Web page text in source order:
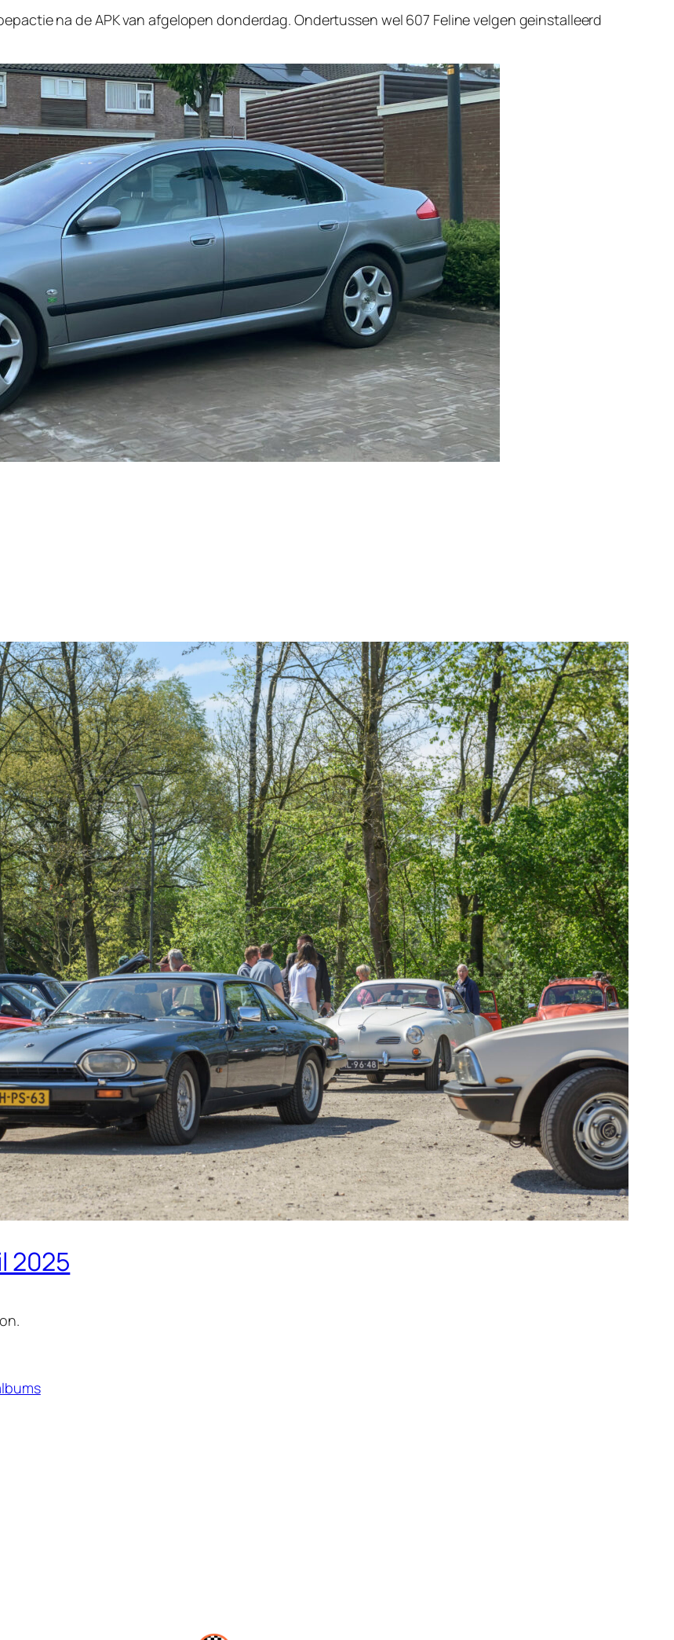
na de APK van afgelopen donderdag. Ondertussen wel 607 Feline velgen geinstalleerd
2025